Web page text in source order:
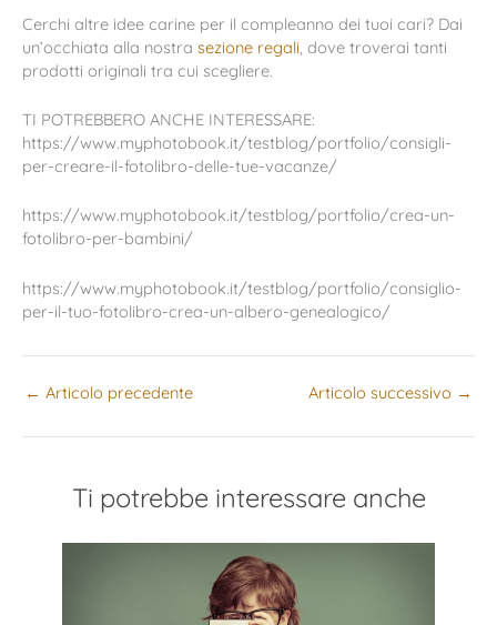
Cerchi altre idee carine per il compleanno dei tuoi cari? Dai
un’occhiata alla nostra sezione regali , dove troverai tanti
prodotti originali tra cui scegliere.
TI POTREBBERO ANCHE INTERESSARE:
https://www.myphotobook.it/testblog/portfolio/consigli-
per-creare-il-fotolibro-delle-tue-vacanze/
https://www.myphotobook.it/testblog/portfolio/crea-un-
fotolibro-per-bambini/
https://www.myphotobook.it/testblog/portfolio/consiglio-
per-il-tuo-fotolibro-crea-un-albero-genealogico/
← Articolo precedente Articolo successivo →
Ti potrebbe interessare anche